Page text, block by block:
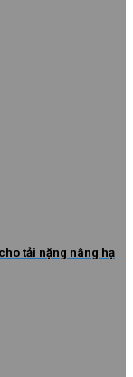
tải nặng nâng hạ